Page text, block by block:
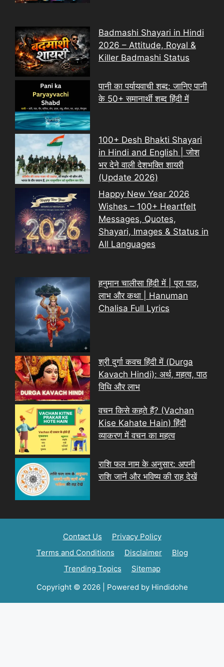
Badmashi Shayari in Hindi
2026 – Attitude, Royal &
Killer Badmashi Status
पानी का पर्यायवाची शब्द: जानिए पानी
के 50+ समानार्थी शब्द हिंदी में
100+ Desh Bhakti Shayari
in Hindi and English | जोश
भर देने वाली देशभक्ति शायरी
(Update 2026)
Happy New Year 2026
Wishes – 100+ Heartfelt
Messages, Quotes,
Shayari, Images & Status in
All Languages
हनुमान चालीसा हिंदी में | पूरा पाठ,
लाभ और कथा | Hanuman
Chalisa Full Lyrics
श्री दुर्गा कवच हिंदी में (Durga
Kavach Hindi): अर्थ, महत्व, पाठ
विधि और लाभ
वचन किसे कहते हैं? (Vachan
Kise Kahate Hain) हिंदी
व्याकरण में वचन का महत्व
राशि फल नाम के अनुसार: अपनी
राशि जानें और भविष्य की राह देखें
Contact Us
Privacy Policy
Terms and Conditions
Disclaimer
Blog
Trending Topics
Sitemap
Copyright © 2026 | Powered by Hindidohe